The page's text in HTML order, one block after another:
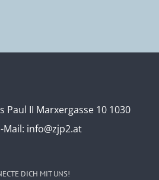
Paul II Marxergasse 10 1030
Mail: info@zjp2.at
DICH MIT UNS!